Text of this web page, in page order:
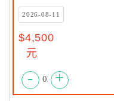
2026-08-11
$4,500
元
- 0 +